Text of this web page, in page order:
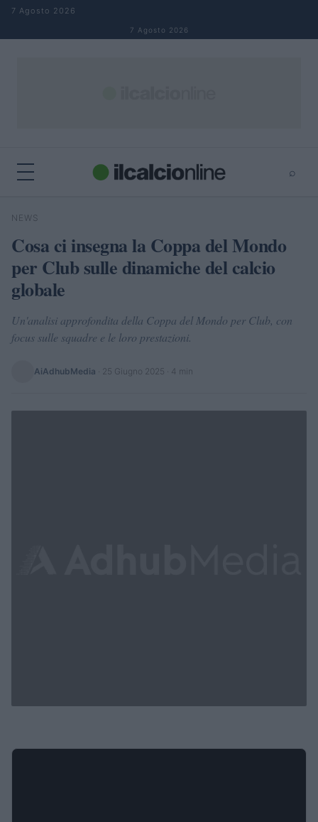
Salta al contenuto
7 Agosto 2026
7 Agosto 2026
⌕
Cerca
NEWS
Cosa ci insegna la Coppa del Mondo
per Club sulle dinamiche del calcio
globale
Un'analisi approfondita della Coppa del Mondo per Club, con
focus sulle squadre e le loro prestazioni.
AiAdhubMedia 25 Giugno 2025 · 4 min